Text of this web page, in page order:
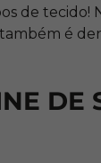
de tecido!
é
DE